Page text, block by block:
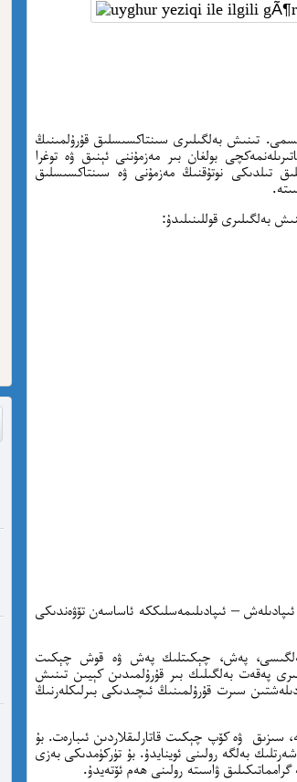
تىنىش بەلگىلىرى سىنتاكسىسلىق قۇرۇلمىنىڭ
بولغان بىر مەزمۇننى ئېنىق ۋە توغرا
تىلدىكى نوتۇقنىڭ مەزمۇنى ۋە سىنتاكسىسلىق
بەلگىلىرى قوللىنىلىدۇ:
– ئىپادىلىمەسلىككە ئاساسەن تۆۋەندىكى
بەلگىسى، پەش، چېكىتلىك پەش ۋە قوش چېكىت
پەقەت بەلگىلىك بىر قۇرۇلمىدىن كېيىن تىنىش
سىرت قۇرۇلمىنىڭ ئىچىدىكى بىرلىكلەرنىڭ
سىزىق ۋە كۆپ چېكىت قاتارلىقلاردىن ئىبارەت. بۇ
بەلگە رولىنى ئوينايدۇ. بۇ تۈركۈمدىكى بەزى
ۋاسىتە رولىنى ھەم ئۆتەيدۇ.